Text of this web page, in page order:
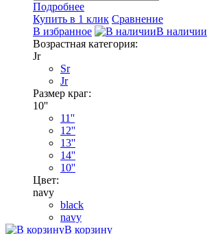
Подробнее
Купить в 1 клик Сравнение
В избранное
В наличии
Возрастная категория:
Jr
Sr
Jr
Размер краг:
10''
11''
12''
13''
14''
10''
Цвет:
navy
black
navy
В корзину